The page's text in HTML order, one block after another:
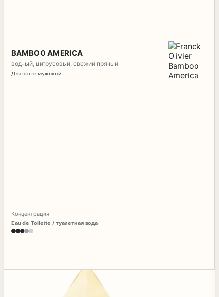
BAMBOO AMERICA
водный, цитрусовый, свежий пряный
Для кого: мужской
Концентрация
Eau de Toilette / туалетная вода